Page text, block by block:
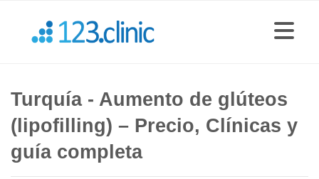
Turquía - Aumento de glúteos
(lipofilling) – Precio, Clínicas y
guía completa